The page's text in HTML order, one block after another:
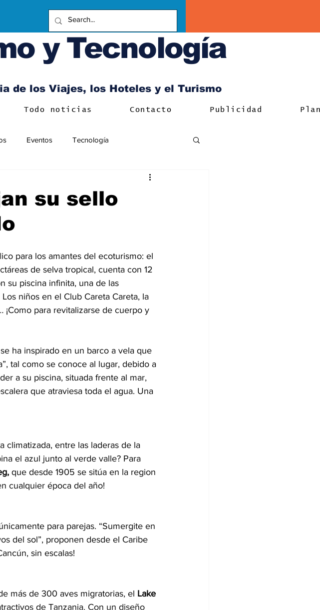
y Tecnología
de los Viajes, los Hoteles y el Turismo
Todo noticias Contacto Publicidad
Eventos Tecnología
su sello
para los amantes del ecoturismo: el
de selva tropical, cuenta con 12
su piscina infinita, una de las
niños en el Club Careta Careta, la
¡Como para revitalizarse de cuerpo y
ha inspirado en un barco a vela que
tal como se conoce al lugar, debido a
a su piscina, situada frente al mar,
que atraviesa toda el agua. Una
climatizada, entre las laderas de la
el azul junto al verde valle? Para
que desde 1905 se sitúa en la region
cualquier época del año!
para parejas. “Sumergite en
del sol”, proponen desde el Caribe
sin escalas!
más de 300 aves migratorias, el Lake
de Tanzania. Con un diseño